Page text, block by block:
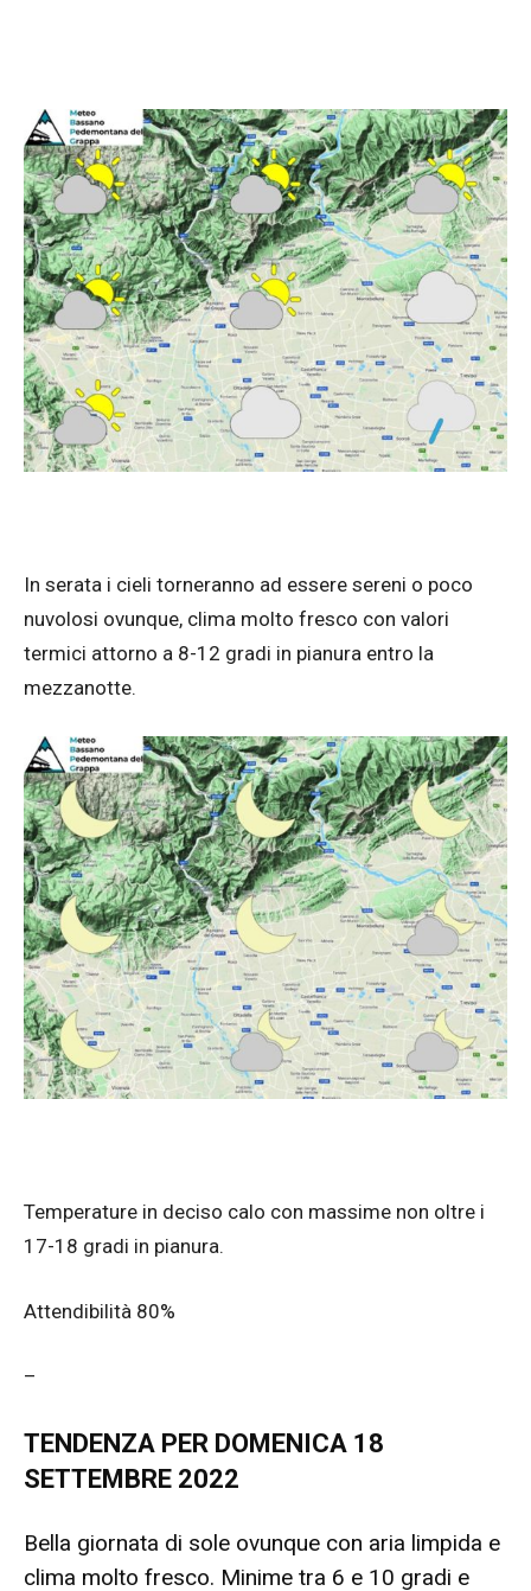
In serata i cieli torneranno ad essere sereni o poco
nuvolosi ovunque, clima molto fresco con valori
termici attorno a 8-12 gradi in pianura entro la
mezzanotte.
Temperature in deciso calo con massime non oltre i
17-18 gradi in pianura.
Attendibilità 80%
–
TENDENZA PER DOMENICA 18
SETTEMBRE 2022
Bella giornata di sole ovunque con aria limpida e
clima molto fresco. Minime tra 6 e 10 gradi e